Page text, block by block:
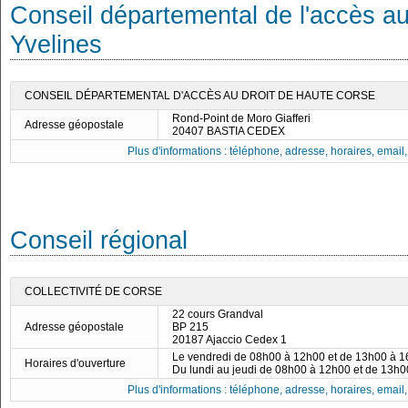
Conseil départemental de l'accès
Yvelines
CONSEIL DÉPARTEMENTAL D'ACCÈS AU DROIT DE HAUTE CORSE
Adresse géopostale
Rond-Point de Moro Giafferi
20407 BASTIA CEDEX
Plus d'informations : téléphone, adresse, horaires,
Conseil régional
COLLECTIVITÉ DE CORSE
Adresse géopostale
22 cours Grandval
BP 215
20187 Ajaccio Cedex 1
Horaires d'ouverture
Le vendredi de 08h00 à 12h00 et de 13h00 à
Du lundi au jeudi de 08h00 à 12h00 et de
Plus d'informations : téléphone, adresse, horaires,